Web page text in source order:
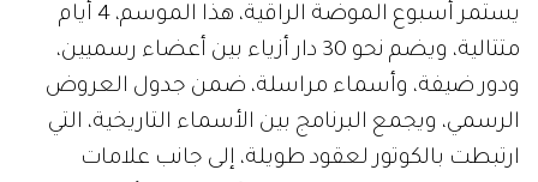
يستمر أسبوع الموضة الراقية، هذا الموسم، 4 أيام
متتالية، ويضم نحو 30 دار أزياء بين أعضاء رسميين،
ودور ضيفة، وأسماء مراسلة، ضمن جدول العروض
الرسمي، ويجمع البرنامج بين الأسماء التاريخية، التي
ارتبطت بالكوتور لعقود طويلة، إلى جانب علامات